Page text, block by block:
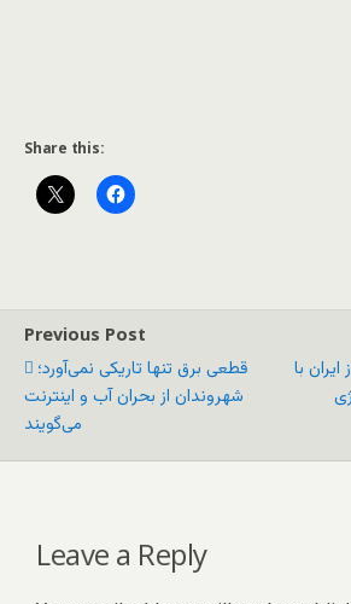
Share this:
Previous Post
قطعی برق تنها تاریکی نمی‌آورد؛
شهروندان از بحران آب و اینترنت
می‌گویند
با
Leave a Reply